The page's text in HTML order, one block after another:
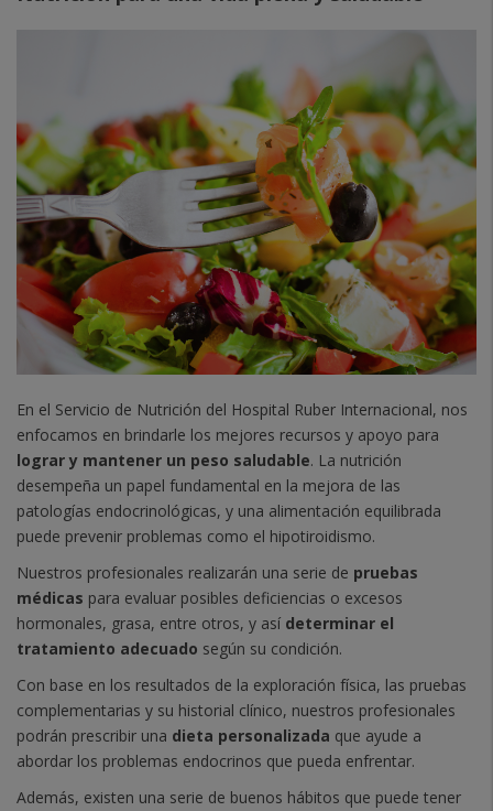
En el Servicio de Nutrición del Hospital Ruber Internacional, nos
enfocamos en brindarle los mejores recursos y apoyo para
lograr y mantener un peso saludable. La nutrición
desempeña un papel fundamental en la mejora de las
patologías endocrinológicas, y una alimentación equilibrada
puede prevenir problemas como el hipotiroidismo.
Nuestros profesionales realizarán una serie de pruebas
médicas para evaluar posibles deficiencias o excesos
hormonales, grasa, entre otros, y así determinar el
tratamiento adecuado según su condición.
Con base en los resultados de la exploración física, las pruebas
complementarias y su historial clínico, nuestros profesionales
podrán prescribir una dieta personalizada que ayude a
abordar los problemas endocrinos que pueda enfrentar.
Además, existen una serie de buenos hábitos que puede tener